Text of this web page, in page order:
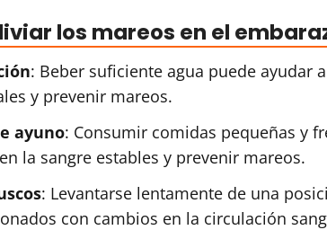
los mareos en el
: Beber suficiente agua puede ayudar
y prevenir mareos.
ayuno: Consumir comidas pequeñas y
la sangre estables y prevenir mareos.
: Levantarse lentamente de una
con cambios en la circulación